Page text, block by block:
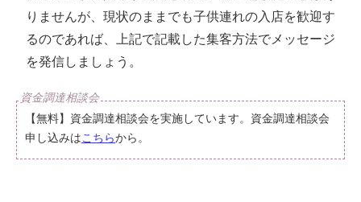
りませんが、現状のままでも子供連れの入店を歓迎す
るのであれば、上記で記載した集客方法でメッセージ
を発信しましょう。
【無料】資金調達相談会を実施しています。資金調達相談会
申し込みはこちらから。